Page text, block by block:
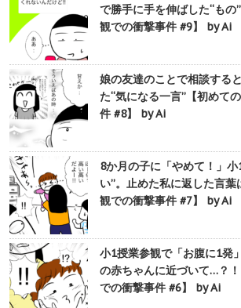
で勝手に手を伸ばした“もの
観での衝撃事件 #9】 by Ai
娘の友達のことで相談する
た“気になる一言”【初めて
件 #8】 by Ai
8か月の子に「やめて！」
い”。止めた私に返した言
観での衝撃事件 #7】 by Ai
小1授業参観で「お腹に1発
の赤ちゃんに近づいて…？
での衝撃事件 #6】 by Ai